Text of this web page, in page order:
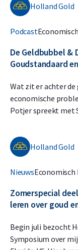
Holland Gold
Podcast
De Geldbubbel &
Goudstandaard
Wat zit er achter
economische
Potjer spreekt met
Holland Gold
NieuwsEconomisch
Zomerspecial
leren over goud
Begin juli bezocht
Symposium over